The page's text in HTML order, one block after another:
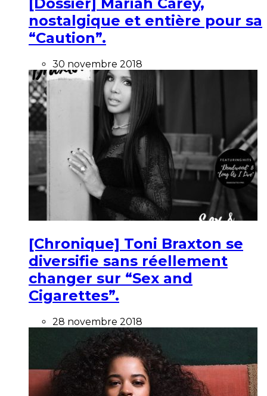
[Dossier] Mariah Carey,
nostalgique et entière pour sa
“Caution”.
30 novembre 2018
[Chronique] Toni Braxton se
diversifie sans réellement
changer sur “Sex and
Cigarettes”.
28 novembre 2018